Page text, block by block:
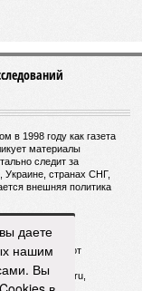
вклад в
объяснить
, научного
дисфункция или
вклад
в любом
жизнь. Но как
клеток до
даете
нашим
Вы